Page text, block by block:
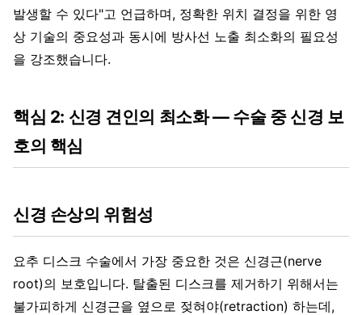
발생할 수 있다"고 언급하며, 정확한 위치 결정을 위한 영
상 기술의 중요성과 동시에 방사선 노출 최소화의 필요성
을 강조했습니다.
핵심 2: 신경 견인의 최소화 — 수술 중 신경 보
호의 핵심
신경 손상의 위험성
요추 디스크 수술에서 가장 중요한 것은 신경근(nerve
root)의 보호입니다. 탈출된 디스크를 제거하기 위해서는
불가피하게 신경근을 옆으로 젖혀야(retraction) 하는데,